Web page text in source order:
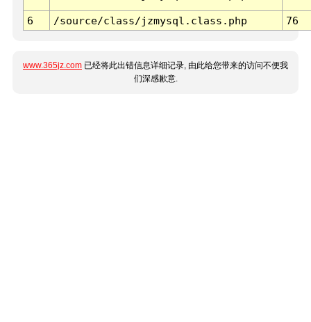
6 /source/class/jzmysql.class.php 76
www.365jz.com 已经将此出错信息详细记录, 由此给您带来的访问不便我
们深感歉意.